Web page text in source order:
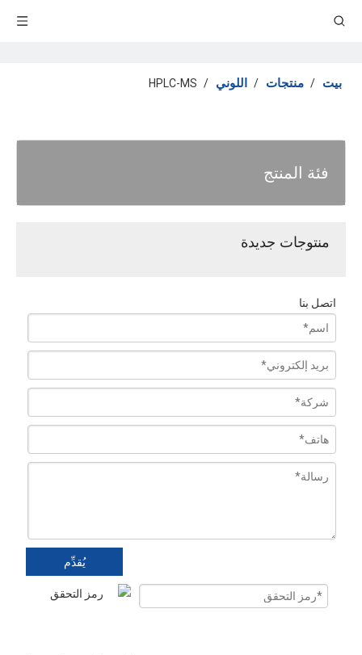
بيت / منتجات / اللوني /
HPLC-MS
فئة المنتج
منتوجات جديدة
اتصل بنا
يُقدِّم